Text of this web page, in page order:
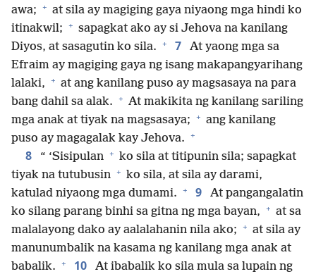
awa; + at sila ay magiging gaya niyaong mga hindi ko
itinakwil; + sapagkat ako ay si Jehova na kanilang
Diyos, at sasagutin ko sila. + 7
At yaong mga sa
Efraim ay magiging gaya ng isang makapangyarihang
lalaki, + at ang kanilang puso ay magsasaya na para
bang dahil sa alak. + At makikita ng kanilang sariling
mga anak at tiyak na magsasaya; + ang kanilang
puso ay magagalak kay Jehova. +
8 “ ‘Sisipulan + ko sila at titipunin sila; sapagkat
tiyak na tutubusin + ko sila, at sila ay darami,
katulad niyaong mga dumami. + 9
At pangangalatin
ko silang parang binhi sa gitna ng mga bayan, + at sa
malalayong dako ay aalalahanin nila ako; + at sila ay
manunumbalik na kasama ng kanilang mga anak at
babalik. + 10
At ibabalik ko sila mula sa lupain ng